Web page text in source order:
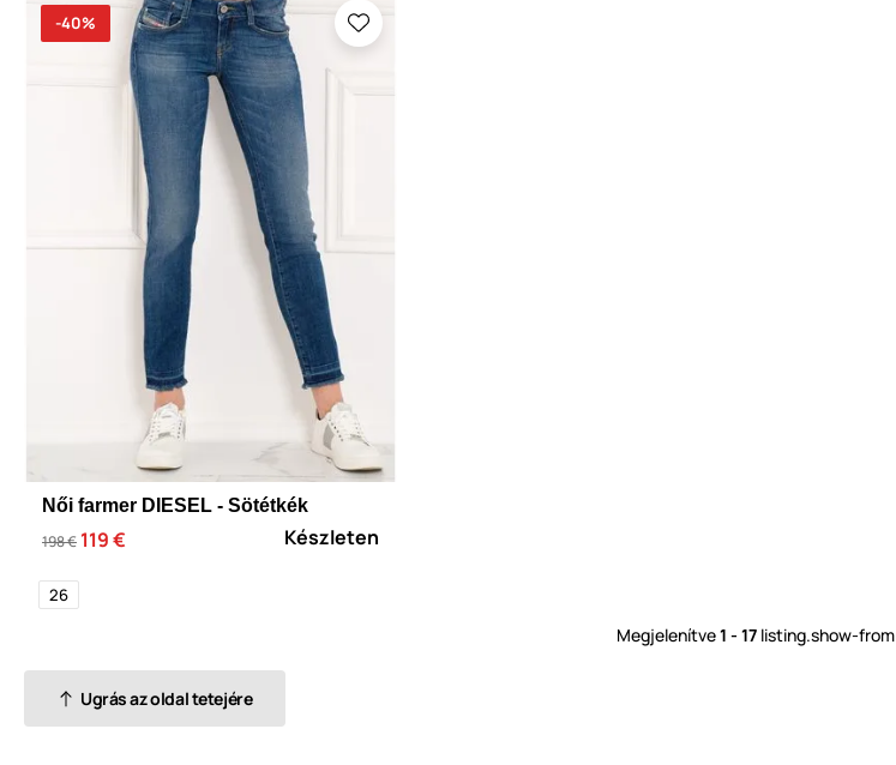
-40%
Női farmer DIESEL - Sötétkék
198 € 119 € Készleten
26
Ugrás az oldal tetejére
Megjelenítve1 - 17 listing.show-from